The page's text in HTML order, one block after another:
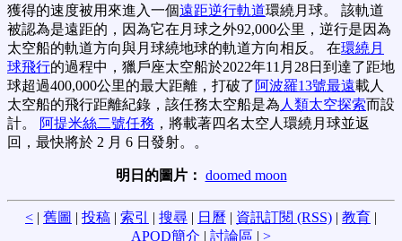
獲得的速度被用來進入一個遠距逆行軌道環繞月球。 該軌道
被認為是遠距的，因為它在月球之外92,000公里，逆行是因為
太空船的軌道方向與月球繞地球的軌道方向相反。 在環繞月
球飛行的過程中，獵戶座太空船於2022年11月28日到達了距地
球超過400,000公里的最大距離，打破了 阿波羅13號最遠載人
太空船的飛行距離紀錄，該任務太空船是為 人類太空探索而設
計。
阿提米絲二號任務 ，將載著四名太空人環繞月球並返
回，最快將於 2 月 6 日發射。。
明日的圖片： doomed moon
< | 舊圖 | 投稿 | 索引 | 搜尋 | 日曆 | 資訊訂閱 (RSS) | 教育 |
APOD簡介 | 討論區 | >